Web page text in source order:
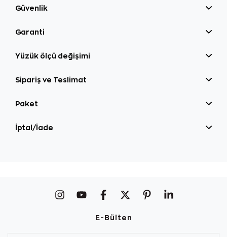
Güvenlik
Garanti
Yüzük ölçü değişimi
Sipariş ve Teslimat
Paket
İptal/İade
E-Bülten